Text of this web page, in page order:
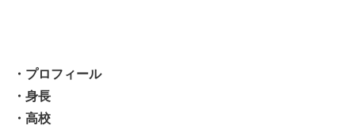
・プロフィール
・身長
・高校